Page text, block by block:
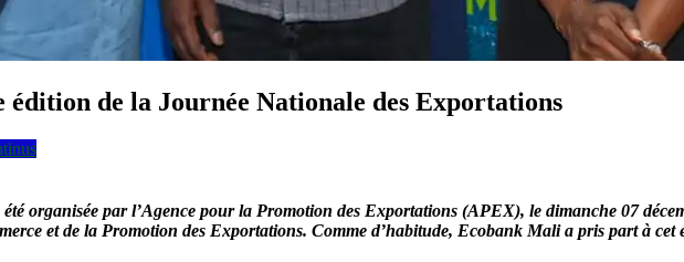
de la Journée Nationale des Exportations
organisée par l’Agence pour la Promotion des Exportations (APEX), le dimanche 07
et de la Promotion des Exportations. Comme d’habitude, Ecobank Mali a pris part à cet